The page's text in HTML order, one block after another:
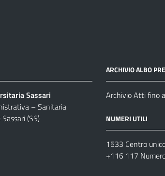
Sassari
– Sanitaria
(SS)
ARCHIVIO ALBO
Archivio Atti fino
NUMERI UTILI
1533 Centro
+116 117